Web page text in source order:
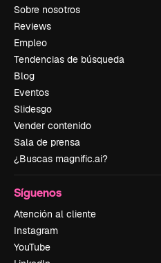
Sobre nosotros
Reviews
Empleo
Tendencias de búsqueda
Blog
Eventos
Slidesgo
Vender contenido
Sala de prensa
¿Buscas magnific.ai?
Síguenos
Atención al cliente
Instagram
YouTube